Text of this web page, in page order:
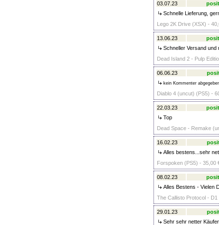
03.07.23
Schnelle Lieferung,
Lego 2K Drive (XSX) -
13.06.23
Schneller Versand und
Dead Island 2 - Pulp
06.06.23
kein Kommenter
Diablo 4 (uncut) (PS5) -
22.03.23
Top
Dead Space - Remake
16.02.23
Alles bestens...sehr
Forspoken (PS5) - 35,00
08.02.23
Alles Bestens - Vielen
The Callisto Protocol -
29.01.23
Sehr sehr netter